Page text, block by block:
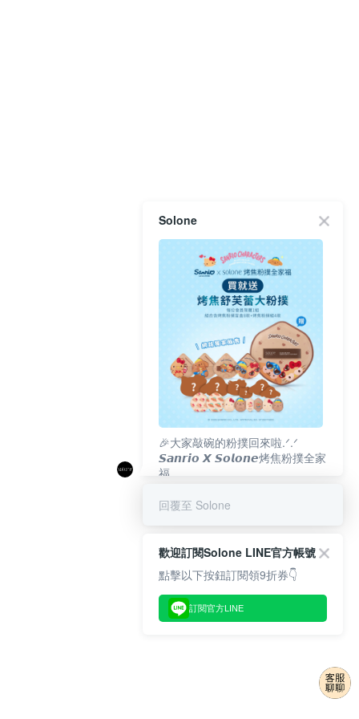
Solone
🎉大家敲碗的粉撲回來啦.ᐟ‪‪.ᐟ
𝙎𝙖𝙣𝙧𝙞𝙤 𝙓 𝙎𝙤𝙡𝙤𝙣𝙚烤焦粉撲全家
福
回覆至 Solone
歡迎訂閱Solone LINE官方帳號
點擊以下按鈕訂閱領9折券👇
訂閱官方LINE